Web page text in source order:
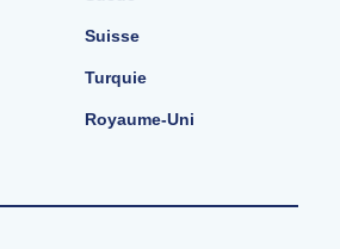
Suisse
Turquie
Royaume-Uni